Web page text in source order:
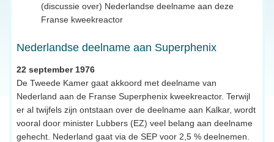
(discussie over) Nederlandse deelname aan deze
Franse kweekreactor
Nederlandse deelname aan Superphenix
22 september 1976
De Tweede Kamer gaat akkoord met deelname van
Nederland aan de Franse Superphenix kweekreactor. Terwijl
er al twijfels zijn ontstaan over de deelname aan Kalkar, wordt
vooral door minister Lubbers (EZ) veel belang aan deelname
gehecht. Nederland gaat via de SEP voor 2,5 % deelnemen.